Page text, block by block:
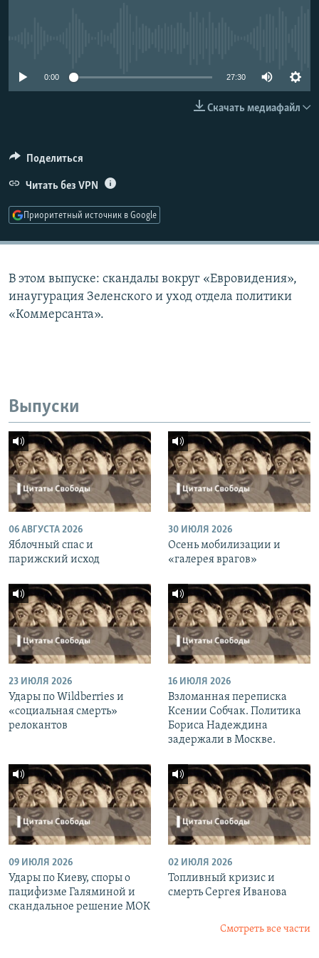
СОЦИАЛЬНЫЕ СЕТИ
0:00 27:30
Скачать медиафайл
Поделиться
Читать без VPN
Приоритетный источник в Google
В этом выпуске: скандалы вокруг «Евровидения»,
инаугурация Зеленского и уход отдела политики
«Коммерсанта».
Выпуски
06 АВГУСТА 2026
Яблочный спас и
парижский исход
30 ИЮЛЯ 2026
Осень мобилизации и
«галерея врагов»
23 ИЮЛЯ 2026
Удары по Wildberries и
«социальная смерть»
релокантов
16 ИЮЛЯ 2026
Взломанная переписка
Ксении Собчак. Политика
Бориса Надеждина
задержали в Москве.
09 ИЮЛЯ 2026
Удары по Киеву, споры о
пацифизме Галяминой и
скандальное решение МОК
02 ИЮЛЯ 2026
Топливный кризис и
смерть Сергея Иванова
Смотреть все части